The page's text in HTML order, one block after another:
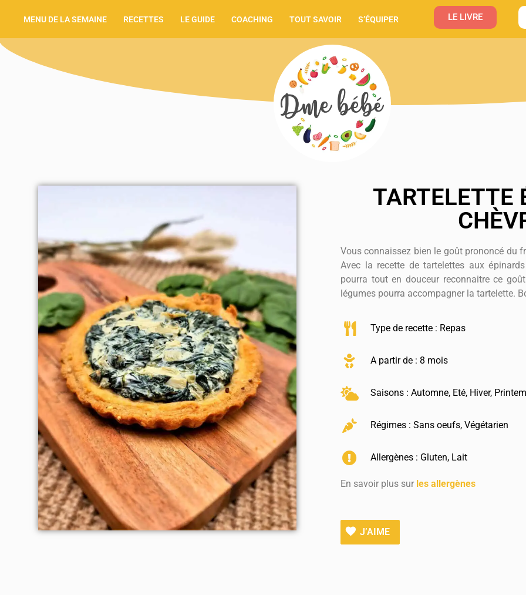
MENU DE LA SEMAINE RECETTES LE GUIDE COACHING TOUT SAVOIR S’ÉQUIPER LE LIVRE
TARTELETTE
Vous connaissez bien le goût prononcé du
Avec la recette de tartelettes aux
pourra tout en douceur reconnaitre ce
légumes pourra accompagner la tartelette.
Type de recette : Repas
A partir de : 8 mois
Saisons :Automne, Eté, Hiver,
Régimes :Sans oeufs,Végétarien
Allergènes : Gluten, Lait
En savoir plus sur les allergènes
J’AIME